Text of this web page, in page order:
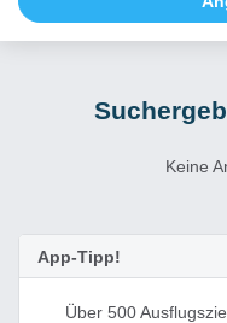
Keine
App-Tipp!
Über 500